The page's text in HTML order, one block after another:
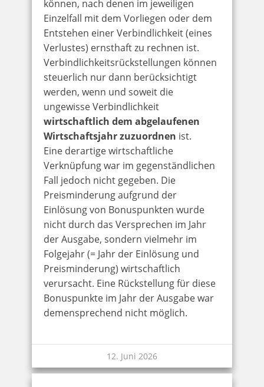
können, nach denen im jeweiligen
Einzelfall mit dem Vorliegen oder dem
Entstehen einer Verbindlichkeit (eines
Verlustes) ernsthaft zu rechnen ist.
Verbindlichkeitsrückstellungen können
steuerlich nur dann berücksichtigt
werden, wenn und soweit die
ungewisse Verbindlichkeit
wirtschaftlich dem abgelaufenen
Wirtschaftsjahr zuzuordnen ist.
Eine derartige wirtschaftliche
Verknüpfung war im gegenständlichen
Fall jedoch nicht gegeben. Die
Preisminderung aufgrund der
Einlösung von Bonuspunkten wurde
nicht durch das Versprechen im Jahr
der Ausgabe, sondern vielmehr im
Folgejahr (= Jahr der Einlösung und
Preisminderung) wirtschaftlich
verursacht. Eine Rückstellung für diese
Bonuspunkte im Jahr der Ausgabe war
demensprechend nicht möglich.
12. Juni 2026